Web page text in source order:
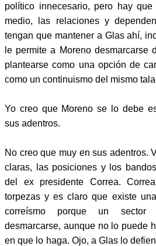
político innecesario, pero hay
medio, las relaciones y
tengan que mantener a Glas ahí,
le permite a Moreno desmarcarse
plantearse como una opción de
como un continuismo del mismo
Yo creo que Moreno se lo debe
sus adentros.
No creo que muy en sus adentros.
claras, las posiciones y los
del ex presidente Correa.
torpezas y es claro que existe
correísmo porque un sector
desmarcarse, aunque no lo puede
en que lo haga. Ojo, a Glas lo